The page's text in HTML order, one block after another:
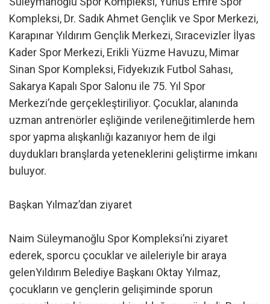
Kompleksi, Dr. Sadık Ahmet Gençlik ve Spor Merkezi,
Karapınar Yıldırım Gençlik Merkezi, Sıracevizler İlyas
Kader Spor Merkezi, Erikli Yüzme Havuzu, Mimar
Sinan Spor Kompleksi, Fidyekızık Futbol Sahası,
Sakarya Kapalı Spor Salonu ile 75. Yıl Spor
Merkezi’nde gerçekleştiriliyor. Çocuklar, alanında
uzman antrenörler eşliğinde verileneğitimlerde hem
spor yapma alışkanlığı kazanıyor hem de ilgi
duydukları branşlarda yeteneklerini geliştirme imkanı
buluyor.
Başkan Yılmaz’dan ziyaret
Naim Süleymanoğlu Spor Kompleksi’ni ziyaret
ederek, sporcu çocuklar ve aileleriyle bir araya
gelenYıldırım Belediye Başkanı Oktay Yılmaz,
çocukların ve gençlerin gelişiminde sporun